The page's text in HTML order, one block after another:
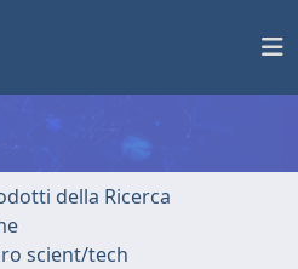
della Ricerca
scient/tech